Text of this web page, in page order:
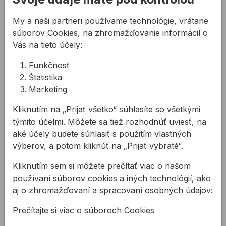
Súvisiace články
Lepidlá a tmely majú
radi čistotu
Perfektne vyčistený
povrch vám zaručí
stopercentné priľnutie a
jednoduchšiu prácu.
Lepené a tmelené
povrchy by mali byť pred
lepením a tmelením
zbavené nečistôt, oleja a
Tmelenie škár silikónom
dokáže zvládnuť (takmer)
každý. Predtým, ako sa
do toho sami pustíte,
pamätajte na pár
dôležitých pravidiel.
My a naši partneri používame technológie, vrátane
súborov Cookies, na zhromažďovanie informácií o
Vás na tieto účely:
Funkčnosť
Štatistika
Marketing
Kliknutím na „Prijať všetko“ súhlasíte so všetkými
týmito účelmi. Môžete sa tiež rozhodnúť uviesť, na
aké účely budete súhlasiť s použitím vlastných
výberov, a potom kliknúť na „Prijať vybraté“.
Kliknutím sem si môžete prečítať viac o našom
používaní súborov cookies a iných technológií, ako
aj o zhromažďovaní a spracovaní osobných údajov:
Prečítajte si viac o súboroch Cookies